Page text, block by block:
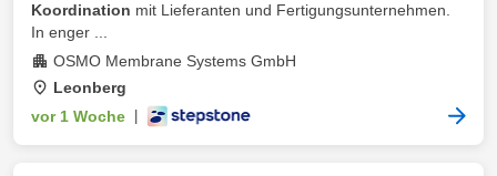
Koordination mit Lieferanten und Fertigungsunternehmen.
In enger ...
OSMO Membrane Systems GmbH
Leonberg
vor 1 Woche